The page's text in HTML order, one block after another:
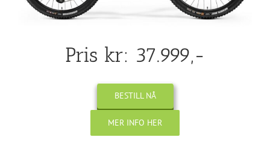
Pris kr: 37.999,-
BESTILL NÅ
MER INFO HER